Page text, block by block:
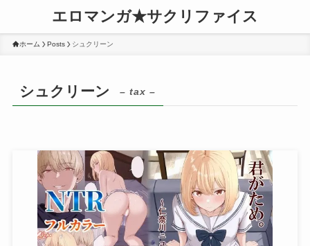
エロマンガ★サクリファイス
ホーム Posts シュクリーン
シュクリーン – tax –